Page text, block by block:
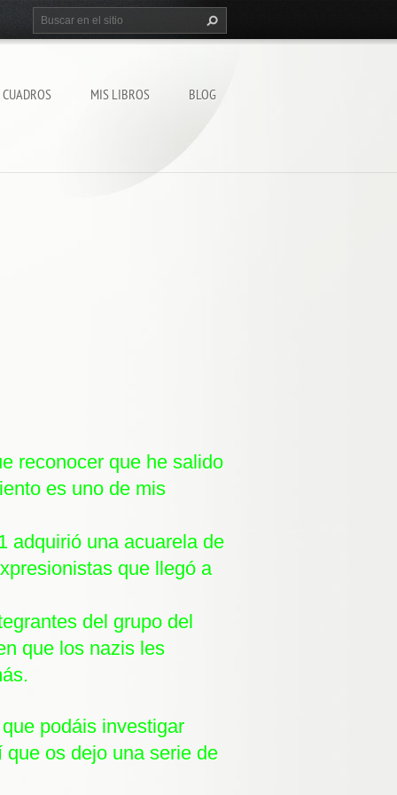
MIS LIBROS BLOG
reconocer que he salido
es uno de mis
adquirió una acuarela de
que llegó a
del grupo del
que los nazis les
podáis investigar
os dejo una serie de